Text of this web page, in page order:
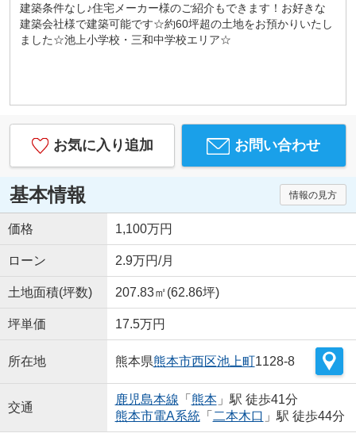
建築条件なし♪住宅メーカー様のご紹介もできます！お好きな
建築会社様で建築可能です☆約60坪超の土地をお預かりいたし
ました☆池上小学校・三和中学校エリア☆
お気に入り追加 お問い合わせ
基本情報 情報の見方
価格 1,100万円
ローン 2.9万円/月
土地面積(坪数) 207.83㎡(62.86坪)
坪単価 17.5万円
所在地 熊本県熊本市西区池上町1128-8
交通
鹿児島本線 「 熊本」駅 徒歩41分
熊本市電A系統「 二本木口 」駅 徒歩44分